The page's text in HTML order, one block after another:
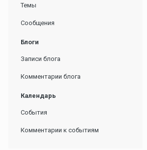
Темы
Сообщения
Блоги
Записи блога
Комментарии блога
Календарь
События
Комментарии к событиям